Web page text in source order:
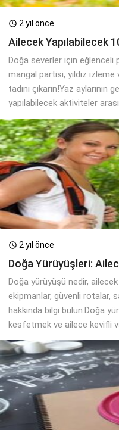
 2 yıl önce
Ailecek Yapılabilecek
Doğa severler için eğlenceli
mangal partisi, yıldız izleme
tadını çıkarın!Yaz
yapılabilecek aktiviteler
 2 yıl önce
Doğa Yürüyüşleri:
Doğa yürüyüşü nedir, ailecek
ekipmanlar, güvenli rotalar,
hakkında bilgi bulun.Doğa
keşfetmek ve ailece keyifli